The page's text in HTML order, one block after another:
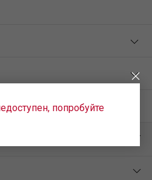
попробуйте